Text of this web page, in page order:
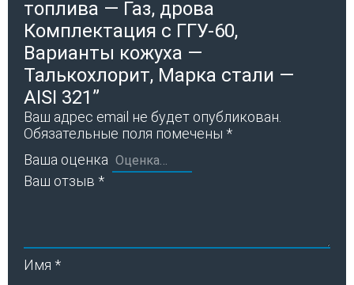
топлива — Газ, дрова
Комплектация с ГГУ-60,
Варианты кожуха —
Талькохлорит, Марка стали —
AISI 321”
Ваш адрес email не будет опубликован.
Обязательные поля помечены *
Ваша оценка
Ваш отзыв *
Имя *